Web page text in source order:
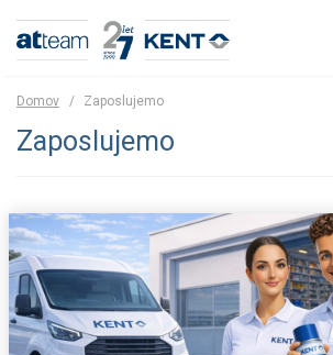
Domov / Zaposlujemo
Zaposlujemo